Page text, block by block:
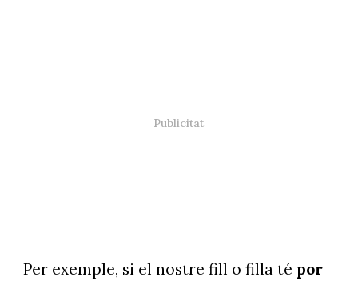
Per exemple, si el nostre fill o filla té por